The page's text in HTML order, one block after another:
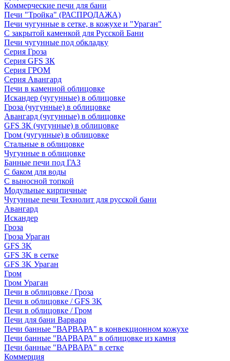
Коммерческие печи для бани
Печи "Тройка" (РАСПРОДАЖА)
Печи чугунные в сетке, в кожухе и "Ураган"
С закрытой каменкой для Русской Бани
Печи чугунные под обкладку
Серия Гроза
Серия GFS ЗК
Серия ГРОМ
Серия Авангард
Печи в каменной облицовке
Искандер (чугунные) в облицовке
Гроза (чугунные) в облицовке
Авангард (чугунные) в облицовке
GFS ЗК (чугунные) в облицовке
Гром (чугунные) в облицовке
Стальные в облицовке
Чугунные в облицовке
Банные печи под ГАЗ
С баком для воды
С выносной топкой
Модульные кирпичные
Чугунные печи Технолит для русской бани
Авангард
Искандер
Гроза
Гроза Ураган
GFS 3K
GFS 3K в сетке
GFS 3K Ураган
Гром
Гром Ураган
Печи в облицовке / Гроза
Печи в облицовке / GFS 3K
Печи в облицовке / Гром
Печи для бани Варвара
Печи банные "ВАРВАРА" в конвекционном кожухе
Печи банные "ВАРВАРА" в облицовке из камня
Печи банные "ВАРВАРА" в сетке
Коммерция